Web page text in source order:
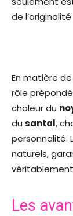
de
En matière
rôle
chaleur du
du santal,
personnalité.
naturels,
Les